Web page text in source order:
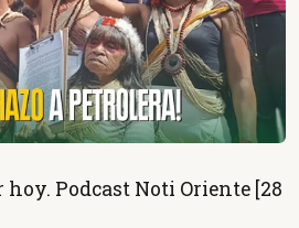
hoy. Podcast Noti Oriente [28